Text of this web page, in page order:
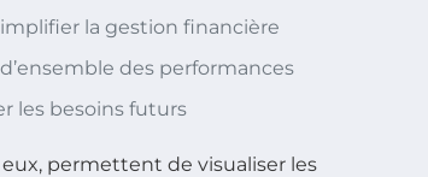
la gestion financière
des performances
les besoins futurs
permettent de visualiser les